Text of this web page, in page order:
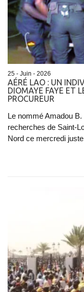
25 - Juin - 2026
AÉRÉ LAO : UN
DIOMAYE FAYE ET
PROCUREUR
Le nommé Amadou
recherches de Saint-
Nord ce mercredi